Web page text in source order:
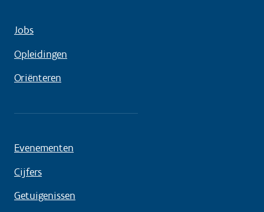
Jobs
Opleidingen
Oriënteren
Evenementen
Cijfers
Getuigenissen